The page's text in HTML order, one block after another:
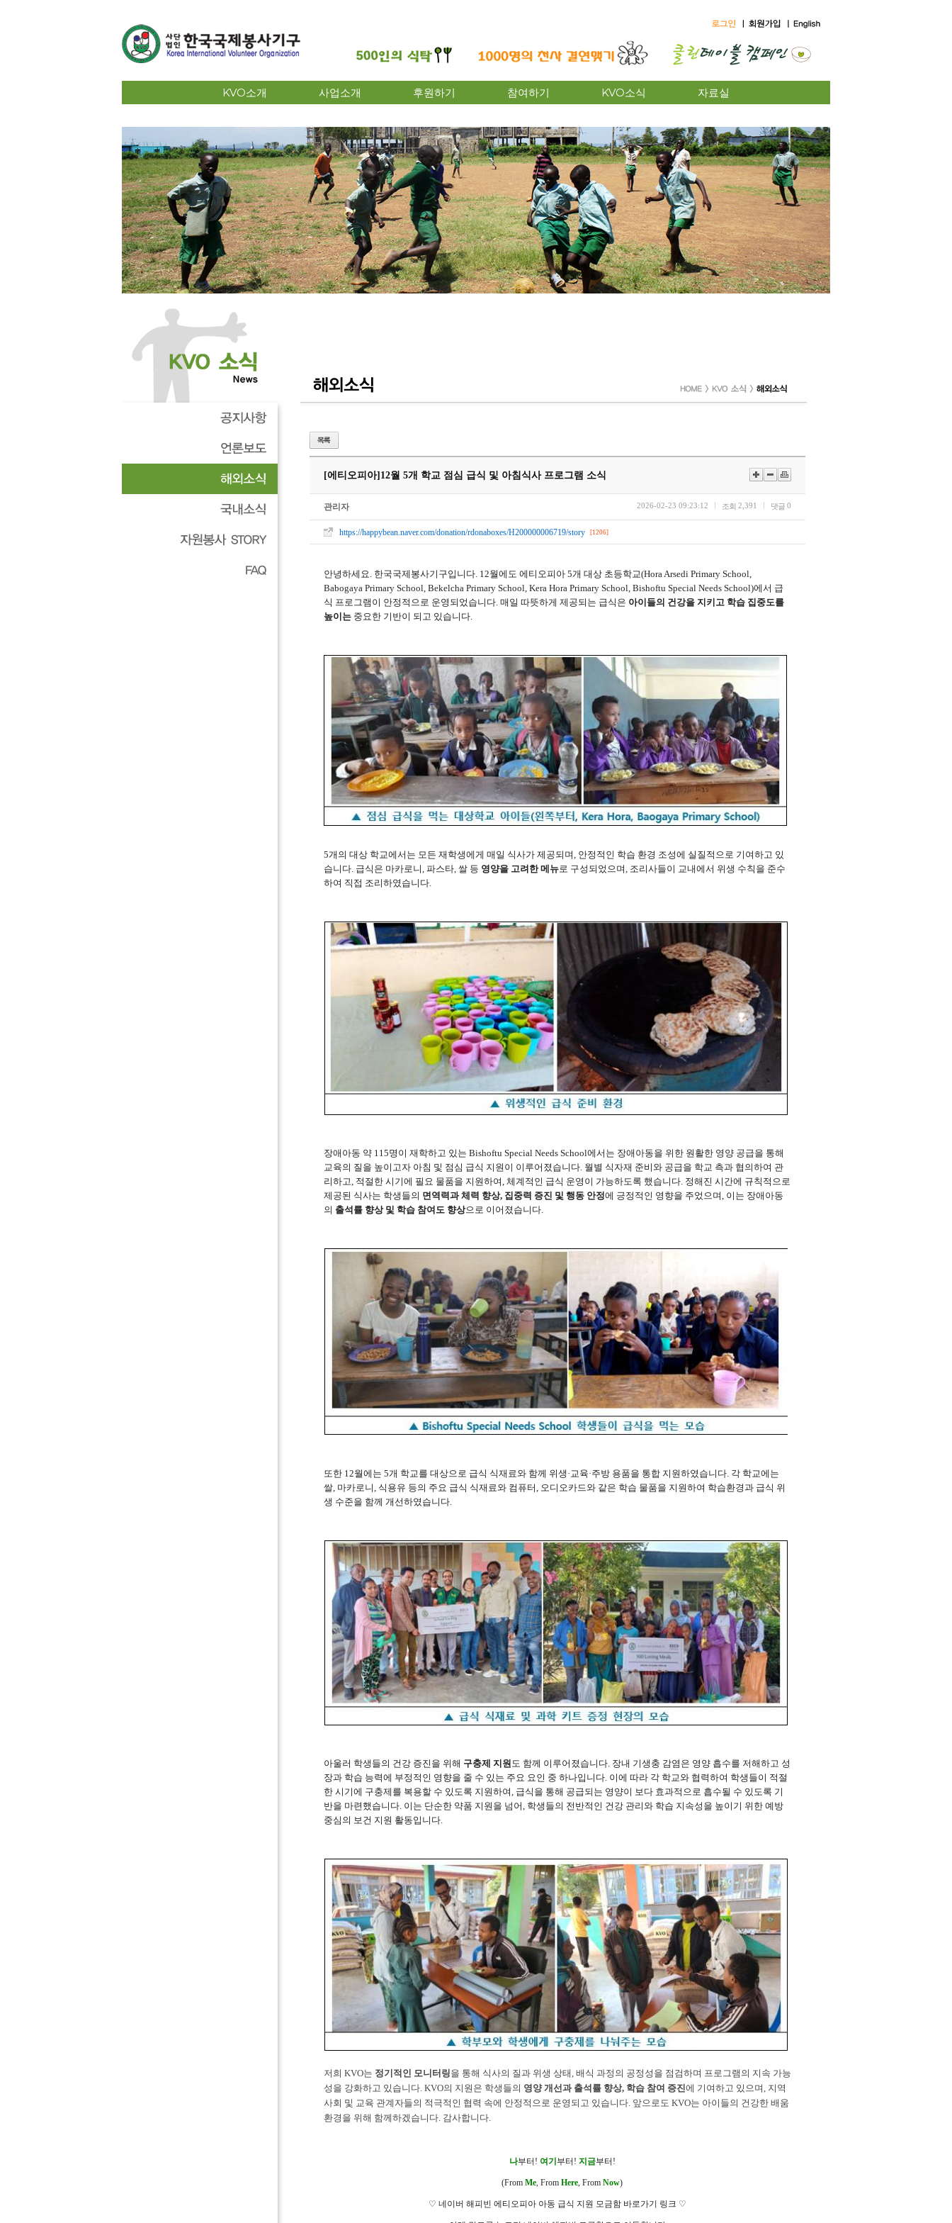
KVO소개 사업소개 후원하기 참여하기 KVO소식 자료실
[에티오피아] 12월 5개 학교 점심 급식 및 아침식사 프로그램 소식
관리자 2026-02-23 09:23:12 조회 2,391 댓글 0
https://happybean.naver.com/donation/rdonaboxes/H200000006719/story [1206]
안녕하세요. 한국국제봉사기구입니다. 12월에도 에티오피아 5개 대상 초등학교(Hora Arsedi Primary School,
Babogaya Primary School, Bekelcha Primary School, Kera Hora Primary School, Bishoftu Special Needs School)에서 급
식 프로그램이 안정적으로 운영되었습니다. 매일 따뜻하게 제공되는 급식은 아이들의 건강을 지키고 학습 집중도를
높이는 중요한 기반이 되고 있습니다.
5개의 대상 학교에서는 모든 재학생에게 매일 식사가 제공되며, 안정적인 학습 환경 조성에 실질적으로 기여하고 있
습니다. 급식은 마카로니, 파스타, 쌀 등 영양을 고려한 메뉴로 구성되었으며, 조리사들이 교내에서 위생 수칙을 준수
하여 직접 조리하였습니다.
장애아동 약 115명이 재학하고 있는 Bishoftu Special Needs School에서는 장애아동을 위한 원활한 영양 공급을 통해
교육의 질을 높이고자 아침 및 점심 급식 지원이 이루어졌습니다. 월별 식자재 준비와 공급을 학교 측과 협의하여 관
리하고, 적절한 시기에 필요 물품을 지원하여, 체계적인 급식 운영이 가능하도록 했습니다. 정해진 시간에 규칙적으로
제공된 식사는 학생들의 면역력과 체력 향상, 집중력 증진 및 행동 안정에 긍정적인 영향을 주었으며, 이는 장애아동
의 출석률 향상 및 학습 참여도 향상으로 이어졌습니다.
또한 12월에는 5개 학교를 대상으로 급식 식재료와 함께 위생·교육·주방 용품을 통합 지원하였습니다. 각 학교에는
쌀, 마카로니, 식용유 등의 주요 급식 식재료와 컴퓨터, 오디오카드와 같은 학습 물품을 지원하여 학습환경과 급식 위
생 수준을 함께 개선하였습니다.
아울러 학생들의 건강 증진을 위해 구충제 지원도 함께 이루어졌습니다. 장내 기생충 감염은 영양 흡수를 저해하고 성
장과 학습 능력에 부정적인 영향을 줄 수 있는 주요 요인 중 하나입니다. 이에 따라 각 학교와 협력하여 학생들이 적절
한 시기에 구충제를 복용할 수 있도록 지원하여, 급식을 통해 공급되는 영양이 보다 효과적으로 흡수될 수 있도록 기
반을 마련했습니다. 이는 단순한 약품 지원을 넘어, 학생들의 전반적인 건강 관리와 학습 지속성을 높이기 위한 예방
중심의 보건 지원 활동입니다.
저희 KVO는 정기적인 모니터링을 통해 식사의 질과 위생 상태, 배식 과정의 공정성을 점검하며 프로그램의 지속 가능
성을 강화하고 있습니다. KVO의 지원은 학생들의 영양 개선과출석률 향상, 학습 참여 증진에 기여하고 있으며, 지역
사회 및 교육 관계자들의 적극적인 협력 속에 안정적으로 운영되고 있습니다. 앞으로도 KVO는 아이들의 건강한 배움
환경을 위해 함께하겠습니다. 감사합니다.
나부터 ! 여기 부터 ! 지금부터 !
(FromMe, FromHere, FromNow)
♡ 네이버 해피빈 에티오피아 아동 급식 지원 모금함 바로가기 링크 ♡